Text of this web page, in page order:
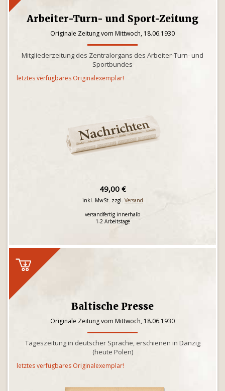
Arbeiter-Turn- und Sport-Zeitung
Originale Zeitung vom Mittwoch, 18.06.1930
Mitgliederzeitung des Zentralorgans des Arbeiter-Turn- und
Sportbundes
letztes verfügbares Originalexemplar!
49,00 €
inkl. MwSt. zzgl. Versand
versandfertig innerhalb
1-2 Arbeitstage
Baltische Presse
Originale Zeitung vom Mittwoch, 18.06.1930
Tageszeitung in deutscher Sprache, erschienen in Danzig
(heute Polen)
letztes verfügbares Originalexemplar!